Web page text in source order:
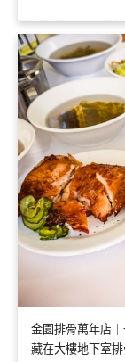
金園排骨萬年店
藏在大樓地下室